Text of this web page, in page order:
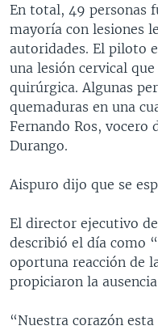
En total, 49 personas
mayoría con lesiones
autoridades. El piloto
una lesión cervical
quirúrgica. Algunas
quemaduras en una
Fernando Ros, vocero
Durango.
Aispuro dijo que se
El director ejecutivo
describió el día como
oportuna reacción de
propiciaron la
“Nuestra corazón